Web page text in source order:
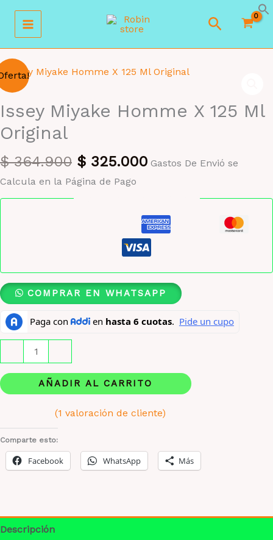
contenido
Buscar
Issey Miyake Homme X 125 Ml
Original
$364.900 El
precio
$ 364.900.
$ 325.000El
es:
$ 325.000.
Gastos De Envió se
Calcula en la Página de Pago
COMPRAR EN WHATSAPP
Miyake
Homme
Ml
Original
cantidad
AÑADIR AL CARRITO
Valorado
con
1
de
un
cliente
(1 valoración de cliente)
Comparte esto:
Facebook WhatsApp Más
Descripción